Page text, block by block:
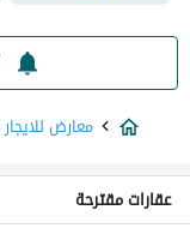
معارض
عقارات مقترحة